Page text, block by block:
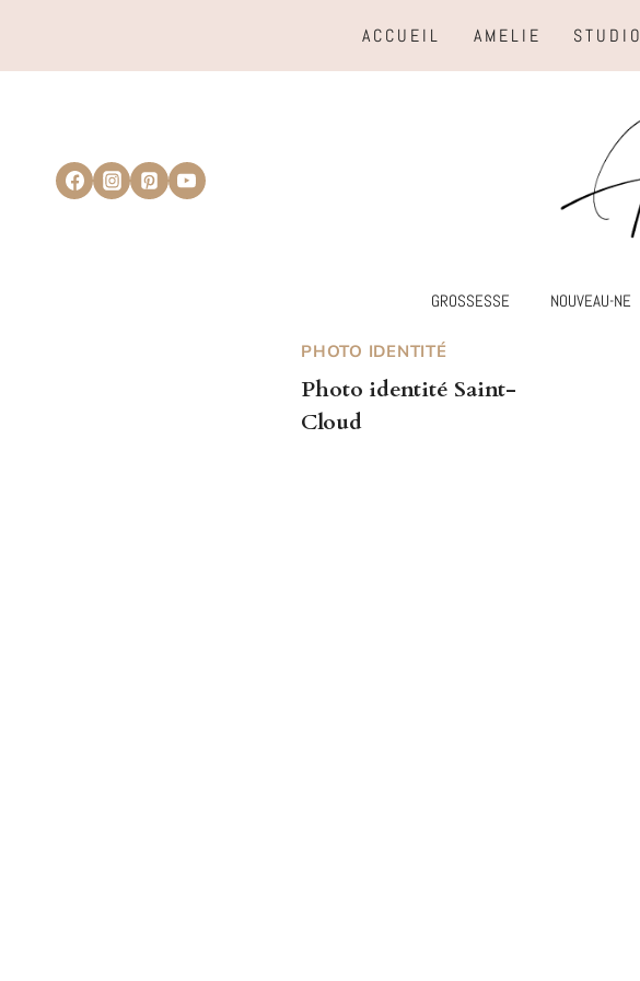
contenu
ACCUEIL AMELIE STUDIO
GROSSESSE NOUVEAU-NE
PHOTO IDENTITÉ
Photo identité Saint-
Cloud